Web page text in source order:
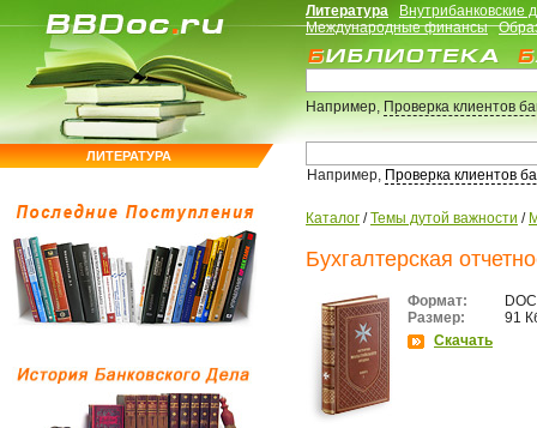
ЛИТЕРАТУРА
Литература
Внутрибанковские
Международные финансы
Например,Проверка клиентов
Например, Проверка клиентов
Каталог /Темы дутой важности /
Бухгалтерская
Формат:
DOC
Размер:
91
Скачать